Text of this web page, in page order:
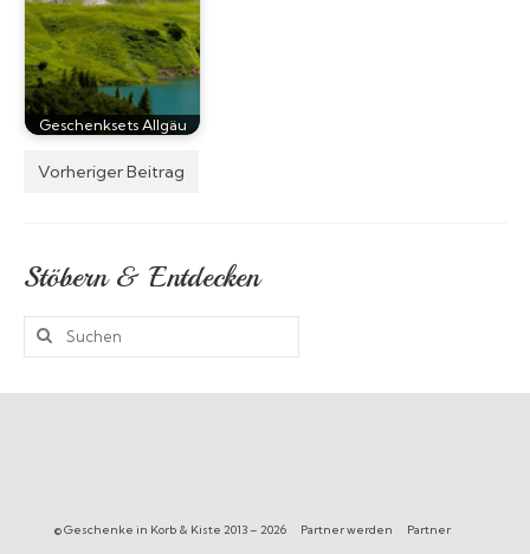
Geschenksets Allgäu
Vorheriger Beitrag
Stöbern & Entdecken
Suchen
nach:
© Geschenke in Korb & Kiste 2013 – 2026 Partner werden Partner